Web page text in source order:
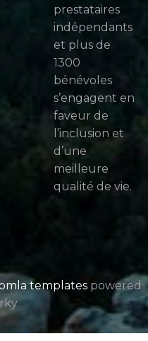
prestataires
indépendants
et plus de
1300
bénévoles
s’engagent en
faveur de
l’inclusion et
d’une
meilleure
qualité de vie.
templatespowered